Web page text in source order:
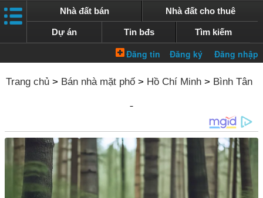
Nhà đất bán Nhà đất cho thuê
Dự án Tin bđs Tìm kiếm
Trang chủ > Bán nhà mặt phố > Hồ Chí Minh > Bình Tân